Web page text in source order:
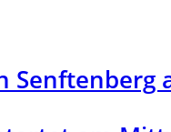
Senftenberg